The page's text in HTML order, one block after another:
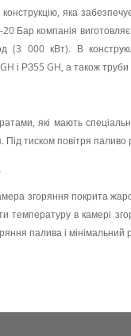
яка
Бар компанія
(3 000 кВт). В
і РЗ55 GH, а також
які мають
Під тиском повітря
згоряння покрита
температуру в камері
палива і мінімальний